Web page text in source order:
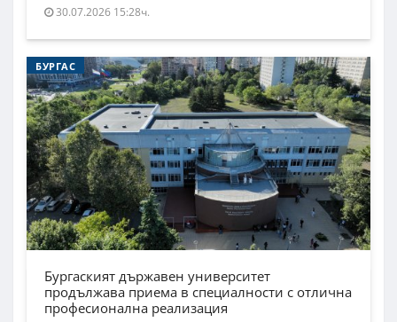
30.07.2026 15:28ч.
БУРГАС
Бургаският държавен университет
продължава приема в специалности с отлична
професионална реализация